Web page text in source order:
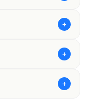
+
+
+